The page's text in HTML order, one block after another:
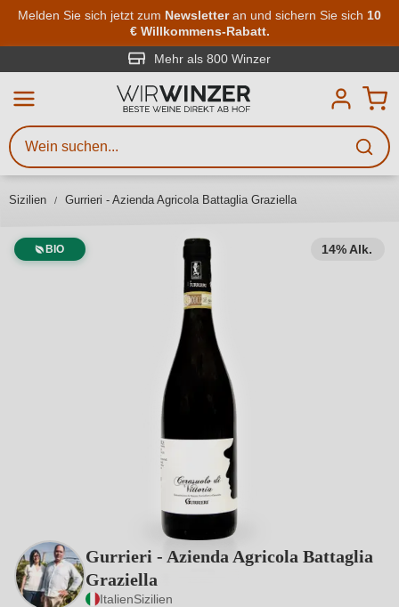
Zum Hauptinhalt springen
Melden Sie sich jetzt zum Newsletteran und sichern Sie sich 10
€ Willkommens-Rabatt.
Mehr als 800 Winzer
Sizilien Gurrieri - Azienda Agricola Battaglia Graziella
14% Alk.
BIO
Gurrieri - Azienda Agricola Battaglia
Graziella
ItalienSizilien
Weinsuche
Mindestens 3 Zeichen eingeben
Beschreiben Sie, welchen Wein
Sie suchen – ob nach Geschmack,
Region, Winzer oder anderen